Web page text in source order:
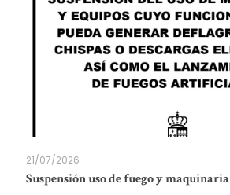
21/07/2026
Suspensión uso de fuego y maquinaria